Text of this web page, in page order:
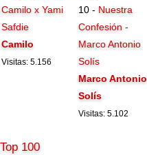
Camilo x Yami
Safdie
Camilo
Visitas: 5.156
10 - Nuestra
Confesión -
Marco Antonio
Solís
Marco Antonio
Solís
Visitas: 5.102
Top 100